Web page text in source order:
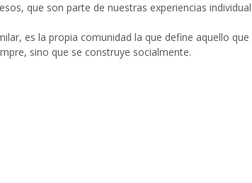
que son parte de nuestras experiencias
es la propia comunidad la que define aquello
sino que se construye socialmente.